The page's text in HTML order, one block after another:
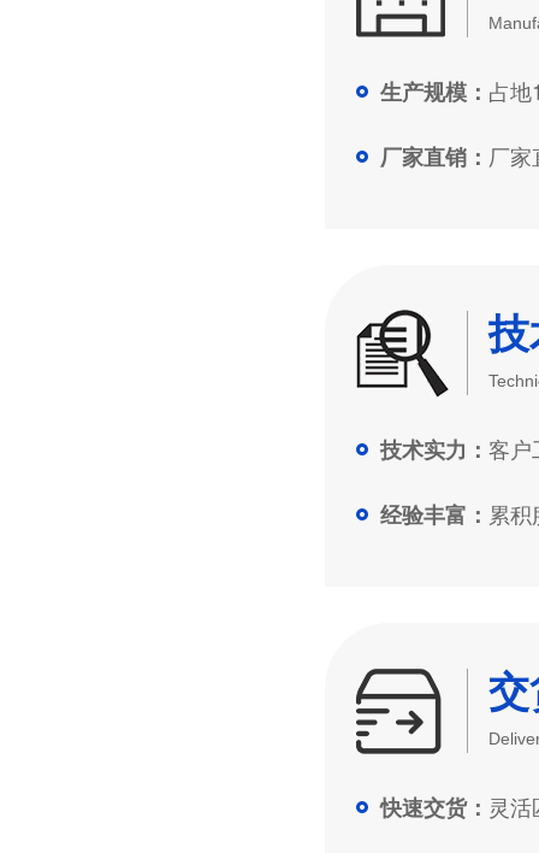
生产规模： 占地
厂家直销： 厂家
技术实力： 客户
经验丰富： 累积
快速交货： 灵活